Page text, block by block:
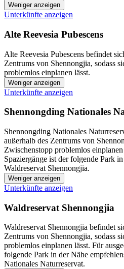
Weniger anzeigen
Unterkünfte anzeigen
Alte Reevesia Pubescens
Alte Reevesia Pubescens befindet
Zentrums von Shennongjia, sodass
problemlos einplanen lässt.
Weniger anzeigen
Unterkünfte anzeigen
Shennongding Nationales
Shennongding Nationales
außerhalb des Zentrums von
Zwischenstopp problemlos
Spaziergänge ist der folgende Park
Waldreservat Shennongjia.
Weniger anzeigen
Unterkünfte anzeigen
Waldreservat Shennongjia
Waldreservat Shennongjia befindet
Zentrums von Shennongjia, sodass
problemlos einplanen lässt. Für
folgende Park in der Nähe
Nationales Naturreservat.